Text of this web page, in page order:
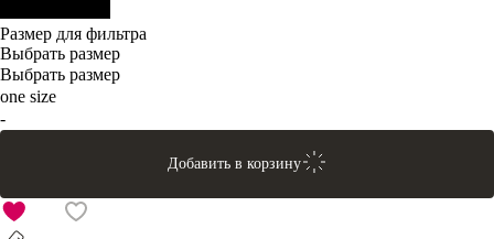
Размер для фильтра
Выбрать размер
Выбрать размер
one size
-
Добавить в корзину